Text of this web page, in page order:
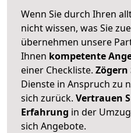
Wenn Sie durch Ihren
nicht wissen, was Sie
übernehmen unsere
Ihnen kompetente
einer Checkliste. Zögern
Dienste in Anspruch zu
sich zurück. Vertrauen
Erfahrung in der
sich Angebote.